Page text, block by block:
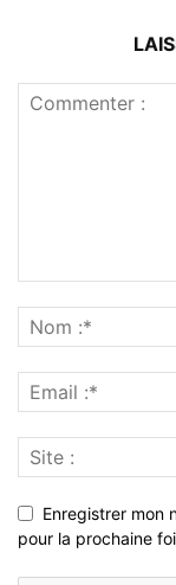
Enregistrer mon
pour la prochaine